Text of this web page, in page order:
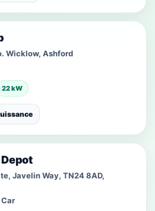
Wicklow, Ashford
22 kW
Javelin Way, TN24 8AD,